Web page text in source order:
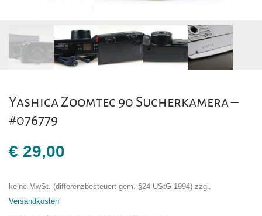
Yashica Zoomtec 90 Sucherkamera –
#076779
€ 29,00
keine MwSt. (differenzbesteuert gem. §24 UStG 1994) zzgl.
Versandkosten